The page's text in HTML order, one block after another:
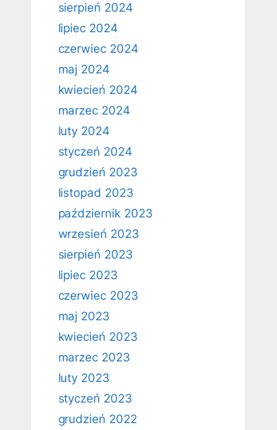
sierpień 2024
lipiec 2024
czerwiec 2024
maj 2024
kwiecień 2024
marzec 2024
luty 2024
styczeń 2024
grudzień 2023
listopad 2023
październik 2023
wrzesień 2023
sierpień 2023
lipiec 2023
czerwiec 2023
maj 2023
kwiecień 2023
marzec 2023
luty 2023
styczeń 2023
grudzień 2022